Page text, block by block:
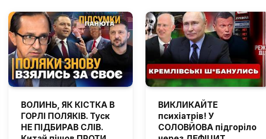
ВОЛИНЬ, ЯК КІСТКА В
ГОРЛІ ПОЛЯКІВ. Туск
НЕ ПІДБИРАВ СЛІВ.
ВИКЛИКАЙТЕ
психіатрів! У
СОЛОВЙОВА підгоріло